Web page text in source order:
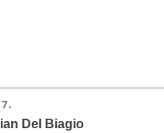
Del Biagio